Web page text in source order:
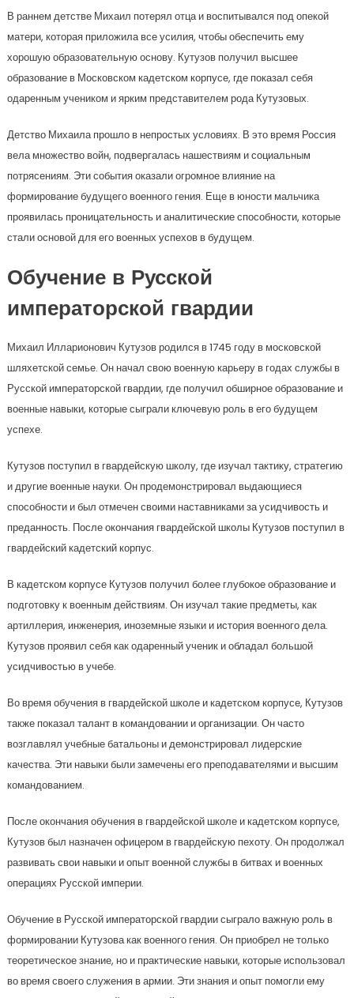
В раннем детстве Михаил потерял отца и воспитывался под опекой
матери, которая приложила все усилия, чтобы обеспечить ему
хорошую образовательную основу. Кутузов получил высшее
образование в Московском кадетском корпусе, где показал себя
одаренным учеником и ярким представителем рода Кутузовых.
Детство Михаила прошло в непростых условиях. В это время Россия
вела множество войн, подвергалась нашествиям и социальным
потрясениям. Эти события оказали огромное влияние на
формирование будущего военного гения. Еще в юности мальчика
проявилась проницательность и аналитические способности, которые
стали основой для его военных успехов в будущем.
Обучение в Русской
императорской гвардии
Михаил Илларионович Кутузов родился в 1745 году в московской
шляхетской семье. Он начал свою военную карьеру в годах службы в
Русской императорской гвардии, где получил обширное образование и
военные навыки, которые сыграли ключевую роль в его будущем
успехе.
Кутузов поступил в гвардейскую школу, где изучал тактику, стратегию
и другие военные науки. Он продемонстрировал выдающиеся
способности и был отмечен своими наставниками за усидчивость и
преданность. После окончания гвардейской школы Кутузов поступил в
гвардейский кадетский корпус.
В кадетском корпусе Кутузов получил более глубокое образование и
подготовку к военным действиям. Он изучал такие предметы, как
артиллерия, инженерия, иноземные языки и история военного дела.
Кутузов проявил себя как одаренный ученик и обладал большой
усидчивостью в учебе.
Во время обучения в гвардейской школе и кадетском корпусе, Кутузов
также показал талант в командовании и организации. Он часто
возглавлял учебные батальоны и демонстрировал лидерские
качества. Эти навыки были замечены его преподавателями и высшим
командованием.
После окончания обучения в гвардейской школе и кадетском корпусе,
Кутузов был назначен офицером в гвардейскую пехоту. Он продолжал
развивать свои навыки и опыт военной службы в битвах и военных
операциях Русской империи.
Обучение в Русской императорской гвардии сыграло важную роль в
формировании Кутузова как военного гения. Он приобрел не только
теоретическое знание, но и практические навыки, которые использовал
во время своего служения в армии. Эти знания и опыт помогли ему